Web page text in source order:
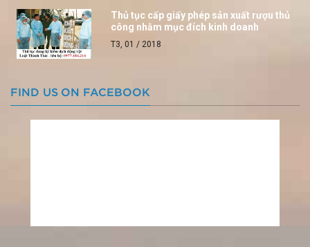
Thủ tục cấp giấy phép sản xuất rượu thủ
công nhằm mục đích kinh doanh
T3, 01 / 2018
FIND US ON FACEBOOK